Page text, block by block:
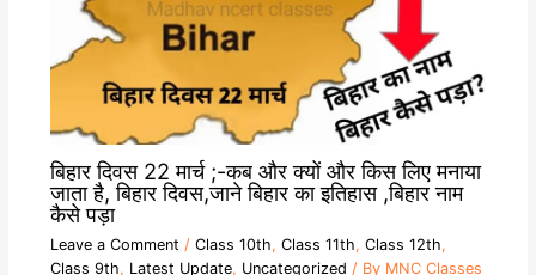
बिहार दिवस 22 मार्च ;-कब और क्यों और किस लिए मनाया
जाता है, बिहार दिवस,जाने बिहार का इतिहास ,बिहार नाम
कैसे पड़ा
Leave a Comment / Class 10th, Class 11th, Class 12th,
Class 9th, Latest Update, Uncategorized / By MNC Classes